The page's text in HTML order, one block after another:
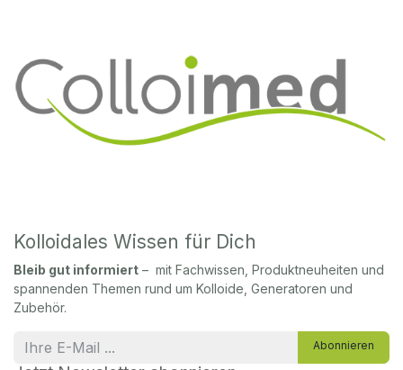
Kolloidales Wissen für Dich
Bleib gut informiert – mit Fachwissen, Produktneuheiten und
spannenden Themen rund um Kolloide, Generatoren und
Zubehör.
Abonnieren